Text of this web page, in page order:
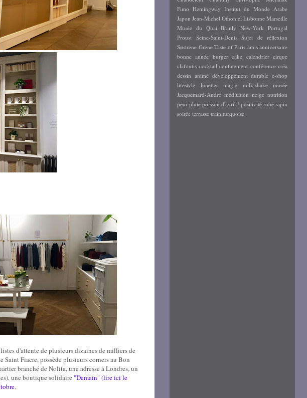
d'attente de plusieurs dizaines de milliers de
Saint Fiacre, possède plusieurs corners au Bon
branché de Nolita, une adresse à Londres, un
une boutique solidaire "Demain" (lire ici le
.
Fimo Hemingway Institut du Monde Arabe
Japon Jean-Michel Othoniel Lisbonne Marseille
Musée du Quai Branly
New-York
Portugal
Proust Seine-Saint-Denis Sujet de réflexion
Søstrene Grene Taste of Paris amis anniversaire
bonne année burger cake calendrier cirque
clafoutis cocktail confinement conférence créa
dessin animé développement durable e-shop
lifestyle
lunettes magie milk-shake
musée
Jacquemard-André méditation neige nutrition
peur pluie poisson d'avril ! positivité robe sapin
soirée terrasse train turquoise